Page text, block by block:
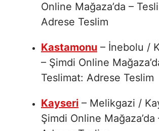
Online Mağaza’da –
Adrese Teslim
Kastamonu – İnebolu /
– Şimdi Online
Teslimat: Adrese Teslim
Kayseri – Melikgazi /
Şimdi Online Mağaza’da